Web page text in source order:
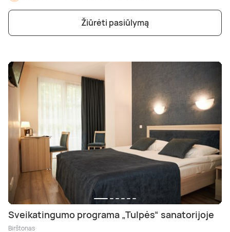
Žiūrėti pasiūlymą
Sveikatingumo programa „Tulpės“ sanatorijoje
Birštonas